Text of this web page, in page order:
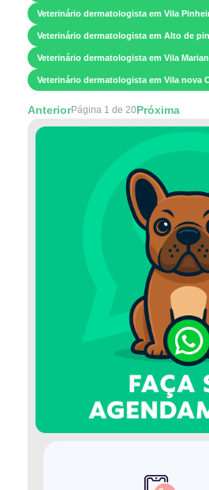
Veterinário dermatologista em Vila
Veterinário dermatologista em Alto de
Veterinário dermatologista em Vila
Veterinário dermatologista em Vila nova
AnteriorPágina 1 de 20Próxima